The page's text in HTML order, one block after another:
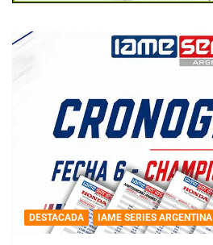
DESTACADA IAME SERIES ARGENTINA